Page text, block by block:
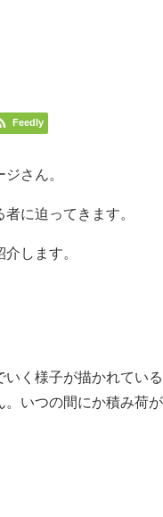
Feedly
さん。
に迫ってきます。
します。
く様子が描かれている
いつの間にか積み荷